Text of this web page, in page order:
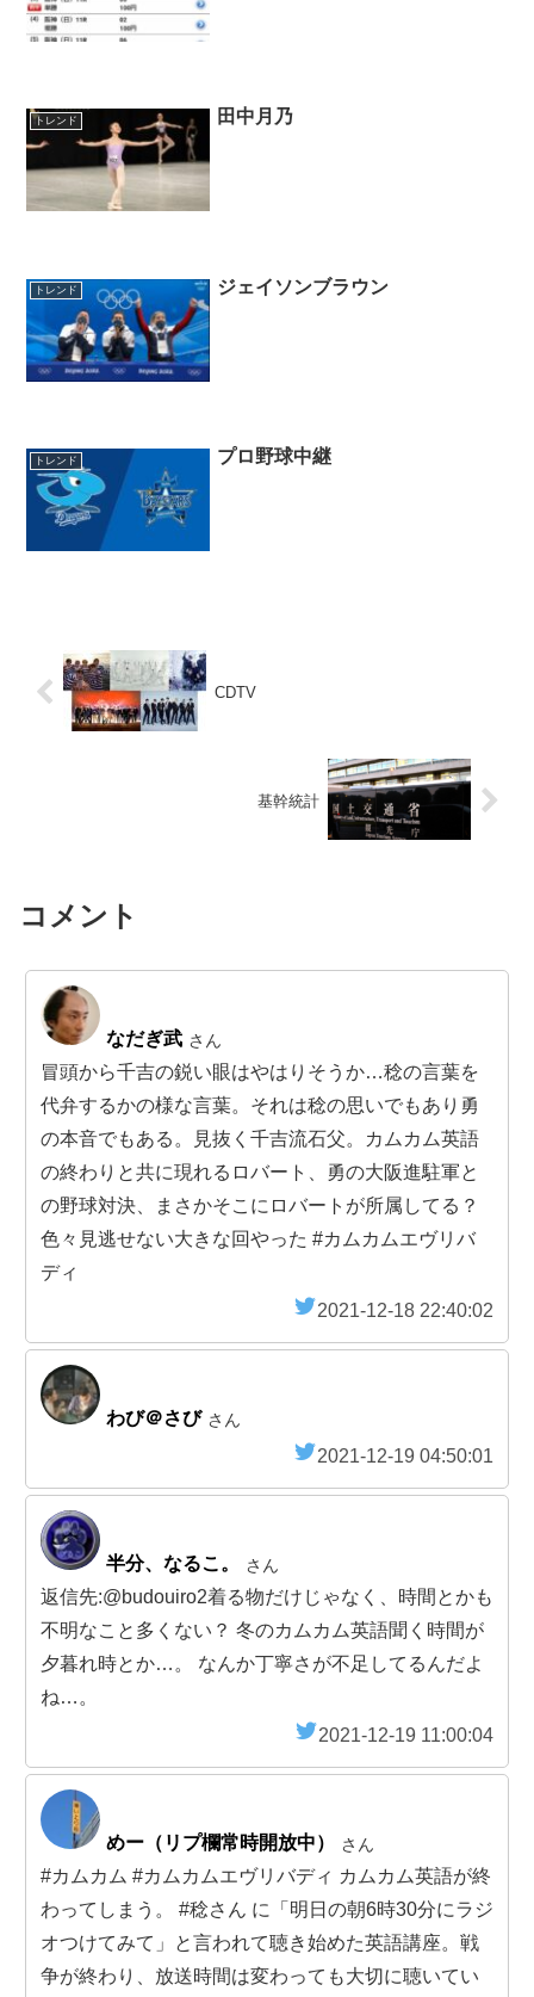
トレンド 田中月乃
トレンド ジェイソンブラウン
トレンド プロ野球中継
CDTV
基幹統計
コメント
なだぎ武 さん
冒頭から千吉の鋭い眼はやはりそうか…稔の言葉を
代弁するかの様な言葉。それは稔の思いでもあり勇
の本音でもある。見抜く千吉流石父。カムカム英語
の終わりと共に現れるロバート、勇の大阪進駐軍と
の野球対決、まさかそこにロバートが所属してる？
色々見逃せない大きな回やった #カムカムエヴリバ
ディ
2021-12-18 22:40:02
わび＠さび さん
2021-12-19 04:50:01
半分、なるこ。 さん
返信先:@budouiro2着る物だけじゃなく、時間とかも
不明なこと多くない？ 冬のカムカム英語聞く時間が
夕暮れ時とか…。 なんか丁寧さが不足してるんだよ
ね…。
2021-12-19 11:00:04
めー（リプ欄常時開放中） さん
#カムカム #カムカムエヴリバディ カムカム英語が終
わってしまう。 #稔さん に「明日の朝6時30分にラジ
オつけてみて」と言われて聴き始めた英語講座。戦
争が終わり、放送時間は変わっても大切に聴いてい